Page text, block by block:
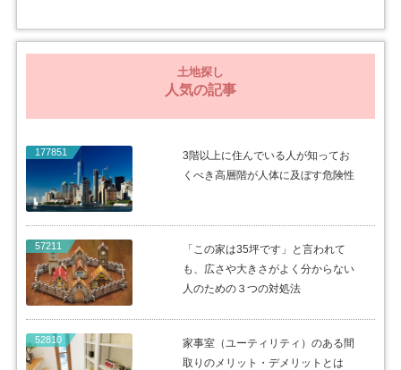
土地探し
人気の記事
177851
3階以上に住んでいる人が知ってお
くべき高層階が人体に及ぼす危険性
57211
「この家は35坪です」と言われて
も、広さや大きさがよく分からない
人のための３つの対処法
52810
家事室（ユーティリティ）のある間
取りのメリット・デメリットとは